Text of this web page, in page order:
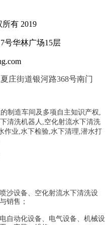
有 2019
号华林广场15层
庄街道银河路368号南门
制造车间及多项自主知识产权,
清洗机器人,空化射流水下清洗
作业,水下检验,水下清理,潜水打
沙设备、空化射流水下清洗设
销售；
自动化设备、电气设备、机械设